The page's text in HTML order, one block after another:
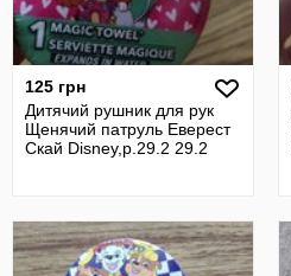
125 грн
Дитячий рушник для рук
Щенячий патруль Еверест
Скай Disney,р.29.2 29.2